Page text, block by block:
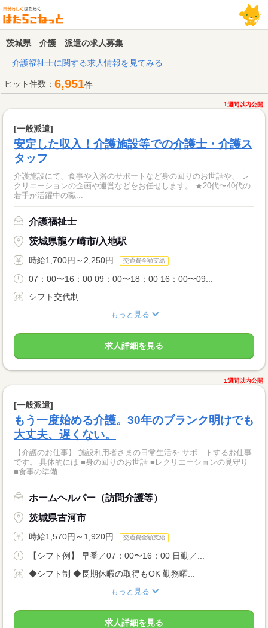
茨城県 介護 派遣の求人募集
介護福祉士に関する求人情報を見てみる
ヒット件数： 6,951件
1週間以内公開
[一般派遣]
安定した収入！介護施設等での介護士・介護ス
タッフ
介護施設にて、食事や入浴のサポートなど身の回りのお世話や、 レ
クリエーションの企画や運営などをお任せします。 ★20代〜40代の
若手が活躍中の職...
介護福祉士
茨城県龍ケ崎市/入地駅
時給1,700円～2,250円 交通費全額支給
07：00〜16：00 09：00〜18：00 16：00〜09...
シフト交代制
もっと見る
求人詳細を見る
1週間以内公開
[一般派遣]
もう一度始める介護。30年のブランク明けでも
大丈夫、遅くない。
【介護のお仕事】 施設利用者さまの日常生活を サポ―トするお仕事
です。 具体的には ■身の回りのお世話 ■レクリエーションの見守り
■食事の準備 ...
ホームヘルパー（訪問介護等）
茨城県古河市
時給1,570円～1,920円 交通費全額支給
【シフト例】 早番／07：00〜16：00 日勤／...
◆シフト制 ◆長期休暇の取得もOK 勤務曜...
もっと見る
求人詳細を見る